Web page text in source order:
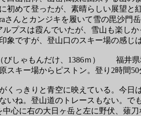
初めて登ったが、素晴らしい展望と
さんとカンジキを履いて雪の毘沙門岳
プスは霞んでいたが、雪山も楽しか
象ですが、登山口のスキー場の感じ
しゃもんだけ、 1386ｍ） 福井県
スキー場からピストン。登り 2時間50
っきりと青空に映えている。今日
ね。登山道のトレースもない。で
心に右の大日ヶ岳と左に野伏、薙刀